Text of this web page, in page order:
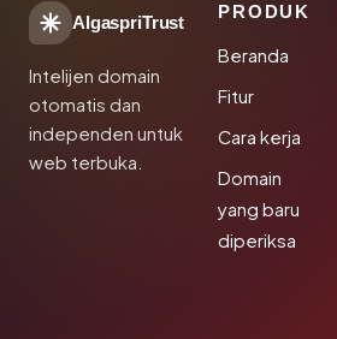
AlgaspriTrust
Intelijen domain
otomatis dan
independen untuk
web terbuka.
PRODUK
Beranda
Fitur
Cara kerja
Domain
yang baru
diperiksa